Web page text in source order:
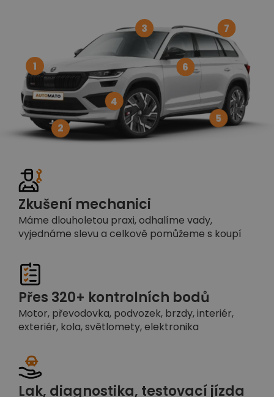
Zkušení mechanici
Máme dlouholetou praxi, odhalíme vady,
vyjednáme slevu a celkově pomůžeme s koupí
Přes 320+ kontrolních bodů
Motor, převodovka, podvozek, brzdy, interiér,
exteriér, kola, světlomety, elektronika
Lak, diagnostika, testovací jízda
1
2
3
4
5
6
7